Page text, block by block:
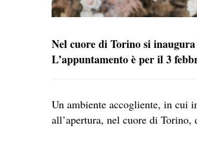
Nel cuore di Torino si
L’appuntamento è per il 3
Un ambiente accogliente, in cui
all’apertura, nel cuore di Torino,